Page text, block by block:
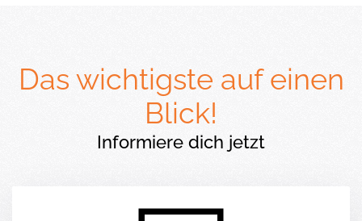
Das wichtigste auf einen
Blick!
Informiere dich jetzt